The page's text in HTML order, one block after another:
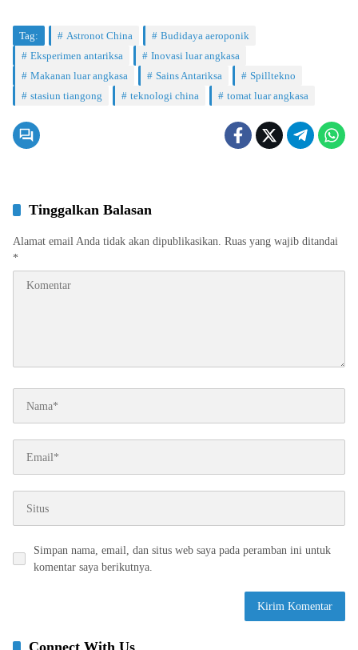
Tag: Astronot China
Budidaya aeroponik
Eksperimen antariksa
Inovasi luar angkasa
Makanan luar angkasa
Sains Antariksa
Spilltekno
stasiun tiangong
teknologi china tomat luar angkasa
Tinggalkan Balasan
Alamat email Anda tidak akan dipublikasikan. Ruas yang wajib ditandai
*
Simpan nama, email, dan situs web saya pada peramban ini untuk
komentar saya berikutnya.